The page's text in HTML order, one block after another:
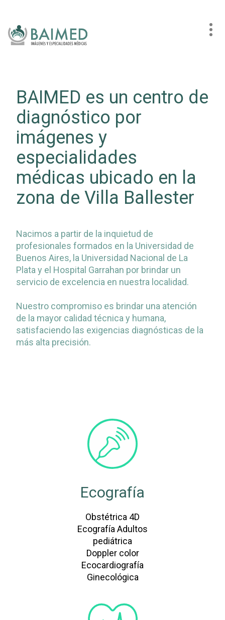
BAIMED es un centro de
diagnóstico por
imágenes y
especialidades
médicas ubicado en la
zona de Villa Ballester
Nacimos a partir de la inquietud de
profesionales formados en la Universidad de
Buenos Aires, la Universidad Nacional de La
Plata y el Hospital Garrahan por brindar un
servicio de excelencia en nuestra localidad.
Nuestro compromiso es brindar una atención
de la mayor calidad técnica y humana,
satisfaciendo las exigencias diagnósticas de la
más alta precisión.
Ecografía
Obstétrica 4D
Ecografía Adultos
pediátrica
Doppler color
Ecocardiografía
Ginecológica